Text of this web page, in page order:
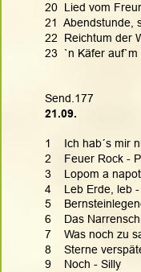
20  Lied vom
21  Abendstunde,
22  Reichtum der
23  `n Käfer auf`m
Send.177
21.09.
1    Ich hab´s mir
2    Feuer Rock -
3    Lopom a
4    Leb Erde, leb
5
6    Das
7    Was noch zu
8    Sterne
9    Noch - Silly